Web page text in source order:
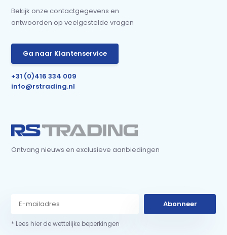
Bekijk onze contactgegevens en
antwoorden op veelgestelde vragen
Ga naar Klantenservice
+31 (0)416 334 009
info@rstrading.nl
Ontvang nieuws en exclusieve aanbiedingen
Abonneer
* Lees hier de wettelijke beperkingen